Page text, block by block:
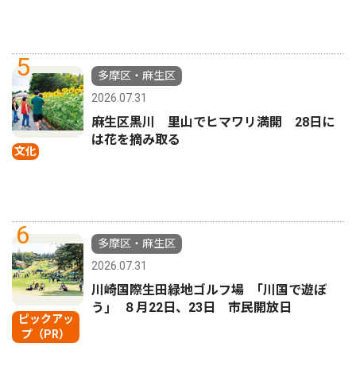
5
文化
多摩区・麻生区
2026.07.31
麻生区黒川 里山でヒマワリ満開 28日に
は花を摘み取る
6
ピックアッ
プ（PR）
多摩区・麻生区
2026.07.31
川崎国際生田緑地ゴルフ場 ｢川国で遊ぼ
う｣ ８月22日、23日 市民開放日